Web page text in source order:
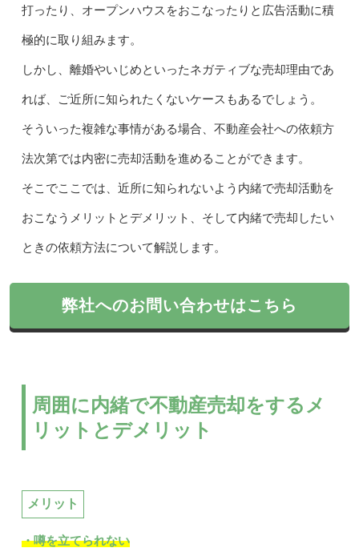
打ったり、オープンハウスをおこなったりと広告活動に積
極的に取り組みます。
しかし、離婚やいじめといったネガティブな売却理由であ
れば、ご近所に知られたくないケースもあるでしょう。
そういった複雑な事情がある場合、不動産会社への依頼方
法次第では内密に売却活動を進めることができます。
そこでここでは、近所に知られないよう内緒で売却活動を
おこなうメリットとデメリット、そして内緒で売却したい
ときの依頼方法について解説します。
弊社へのお問い合わせはこちら
周囲に内緒で不動産売却をするメ
リットとデメリット
メリット
・噂を立てられない